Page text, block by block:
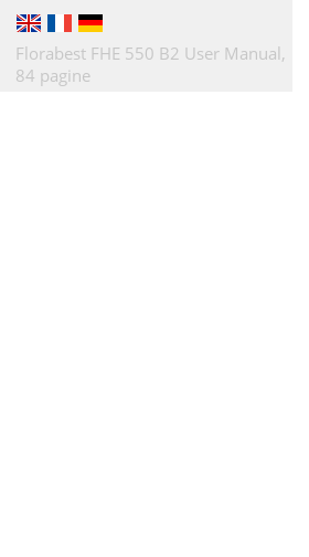
Florabest FHE 550 B2 User Manual,
84 pagine